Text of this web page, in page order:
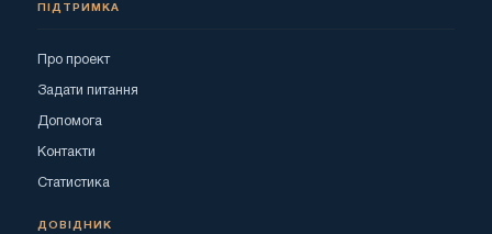
ПІДТРИМКА
Про проект
Задати питання
Допомога
Контакти
Статистика
ДОВІДНИК